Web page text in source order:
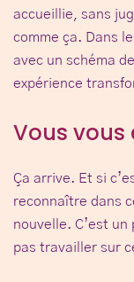
accueillie, sans
comme ça. Dans
avec un schéma
expérience
Vous vous
Ça arrive. Et si
reconnaître dans
nouvelle. C’est
pas travailler sur